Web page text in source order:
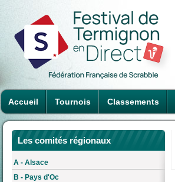
Accueil Tournois Classements
Les comités régionaux
A - Alsace
B - Pays d'Oc